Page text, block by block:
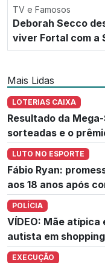
TV e Famosos
Deborah Secco
viver Fortal com a
Mais Lidas
LOTERIAS CAIXA
Resultado da
sorteadas e o
LUTO NO ESPORTE
Fábio Ryan:
aos 18 anos após
POLÍCIA
VÍDEO: Mãe
autista em
EXECUÇÃO